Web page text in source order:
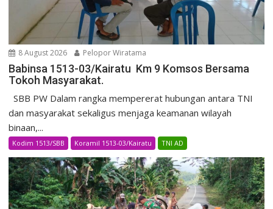
8 August 2026 Pelopor Wiratama
Babinsa 1513-03/Kairatu Km 9 Komsos Bersama
Tokoh Masyarakat.
SBB PW Dalam rangka mempererat hubungan antara TNI
dan masyarakat sekaligus menjaga keamanan wilayah
binaan,...
Kodim 1513/SBB Koramil 1513-03/Kairatu TNI AD